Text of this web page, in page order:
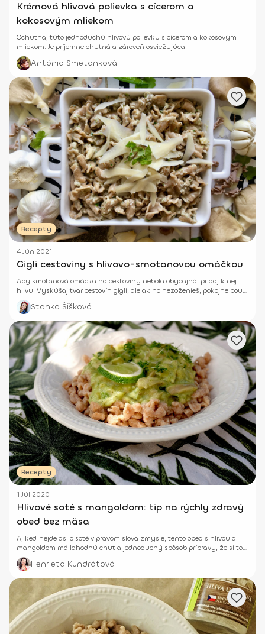
Krémová hlivová polievka s cícerom a
kokosovým mliekom
Ochutnaj túto jednoduchú hlivovú polievku s cícerom a kokosovým
mliekom. Je príjemne chutná a zároveň osviežujúca.
Antónia Smetanková
Recepty
4 Jún 2021
Gigli cestoviny s hlivovo-smotanovou omáčkou
Aby smotanová omáčka na cestoviny nebola obyčajná, pridaj k nej
hlivu. Vyskúšaj tvar cestovín gigli, ale ak ho nezoženieš, pokojne použi
svoje obľúbené.
Stanka Šišková
Recepty
1 Júl 2020
Hlivové soté s mangoldom: tip na rýchly zdravý
obed bez mäsa
Aj keď nejde asi o soté v pravom slova zmysle, tento obed s hlivou a
mangoldom má lahodnú chuť a jednoduchý spôsob prípravy, že si to
pomenovanie pýta.
Henrieta Kundrátová